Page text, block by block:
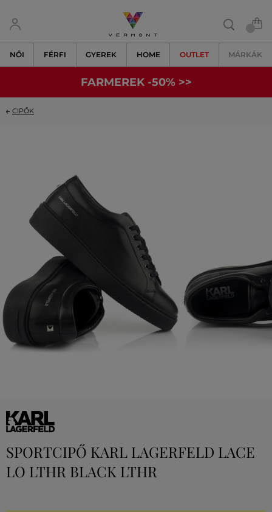
NŐI FÉRFI GYEREK HOME OUTLET MÁRKÁK
FARMEREK -50% >>
CIPŐK
SPORTCIPŐ KARL LAGERFELD LACE
LO LTHR BLACK LTHR